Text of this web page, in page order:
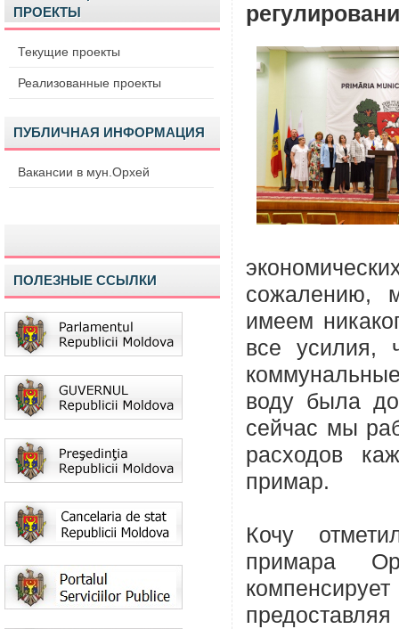
ПРОЕКТЫ
Текущие проекты
Реализованные проекты
ПУБЛИЧНАЯ ИНФОРМАЦИЯ
Вакансии в мун.Орхей
ПОЛЕЗНЫЕ ССЫЛКИ
сожалению,
имеем
все усилия,
воду была
сейчас мы
расходов
примар.
Кочу
примара